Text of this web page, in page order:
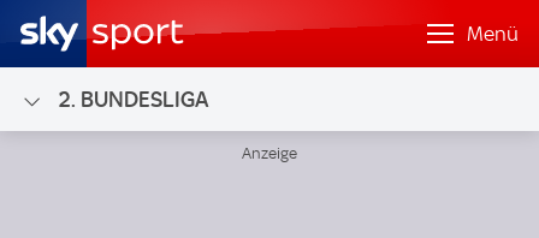
Menü
2. BUNDESLIGA